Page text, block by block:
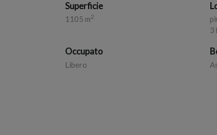
Superficie
1105 m2
3
Occupato
Libero